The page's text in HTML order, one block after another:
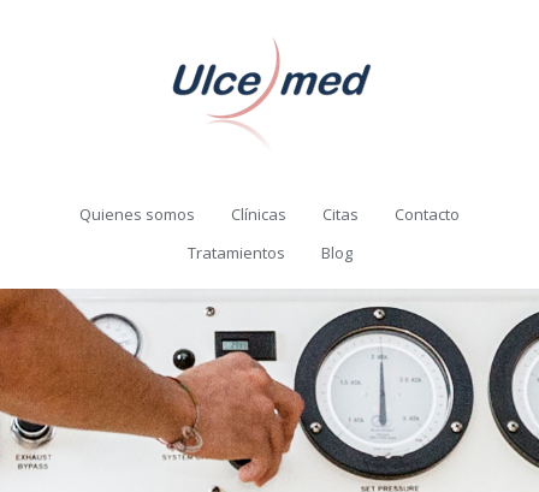
Quienes somos Clínicas Citas
Contacto
Tratamientos
Blog